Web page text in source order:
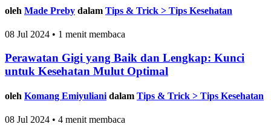
oleh Made Preby dalam Tips & Trick > Tips Kesehatan
08 Jul 2024 • 1 menit membaca
Perawatan Gigi yang Baik dan Lengkap: Kunci
untuk Kesehatan Mulut Optimal
oleh Komang Emiyuliani dalam Tips & Trick > Tips Kesehatan
08 Jul 2024 • 4 menit membaca